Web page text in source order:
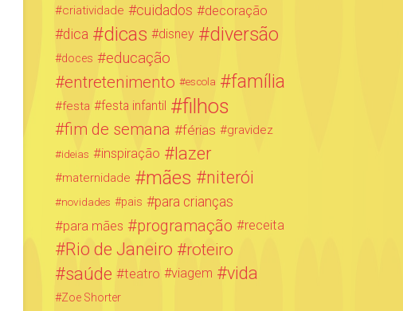
criatividade cuidados
decoração
dica
dicas disney diversão
doces educação
entretenimento escola família
festa festa infantil filhos
fim de semana férias gravidez
ideias inspiração lazer
maternidade mães niterói
novidades pais
para crianças
para mães
programação receita
Rio de Janeiro roteiro
saúde teatro viagem vida
Zoe Shorter